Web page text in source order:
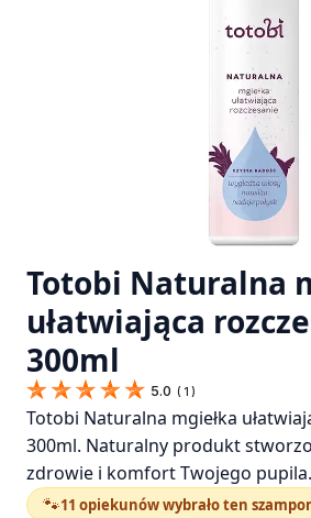
Totobi Naturalna
ułatwiająca
300ml
5.0 ( 1 )
Totobi Naturalna mgiełka
300ml. Naturalny produkt
zdrowie i komfort Twojego pupila.
🐾11 opiekunów wybrało ten